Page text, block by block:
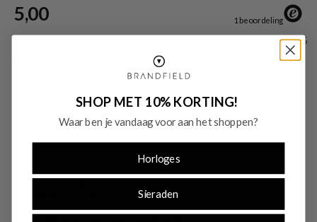
sieraad is geschikt voor elke gelegenheid, zowel casual overdag of chique in de
avond. En houd je van mixen en matchen? De meeste sieraden zijn ook
SHOP MET 10% KORTING!
Waar ben je vandaag voor aan het shoppen?
Horloges
Sieraden